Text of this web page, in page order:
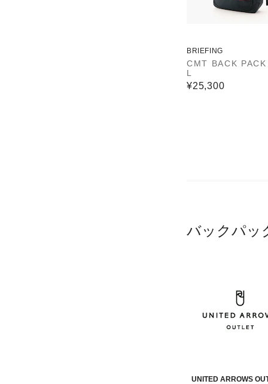
BRIEFING
CMT BACK
L
¥25,300
バックパッ
UNITED ARROWS